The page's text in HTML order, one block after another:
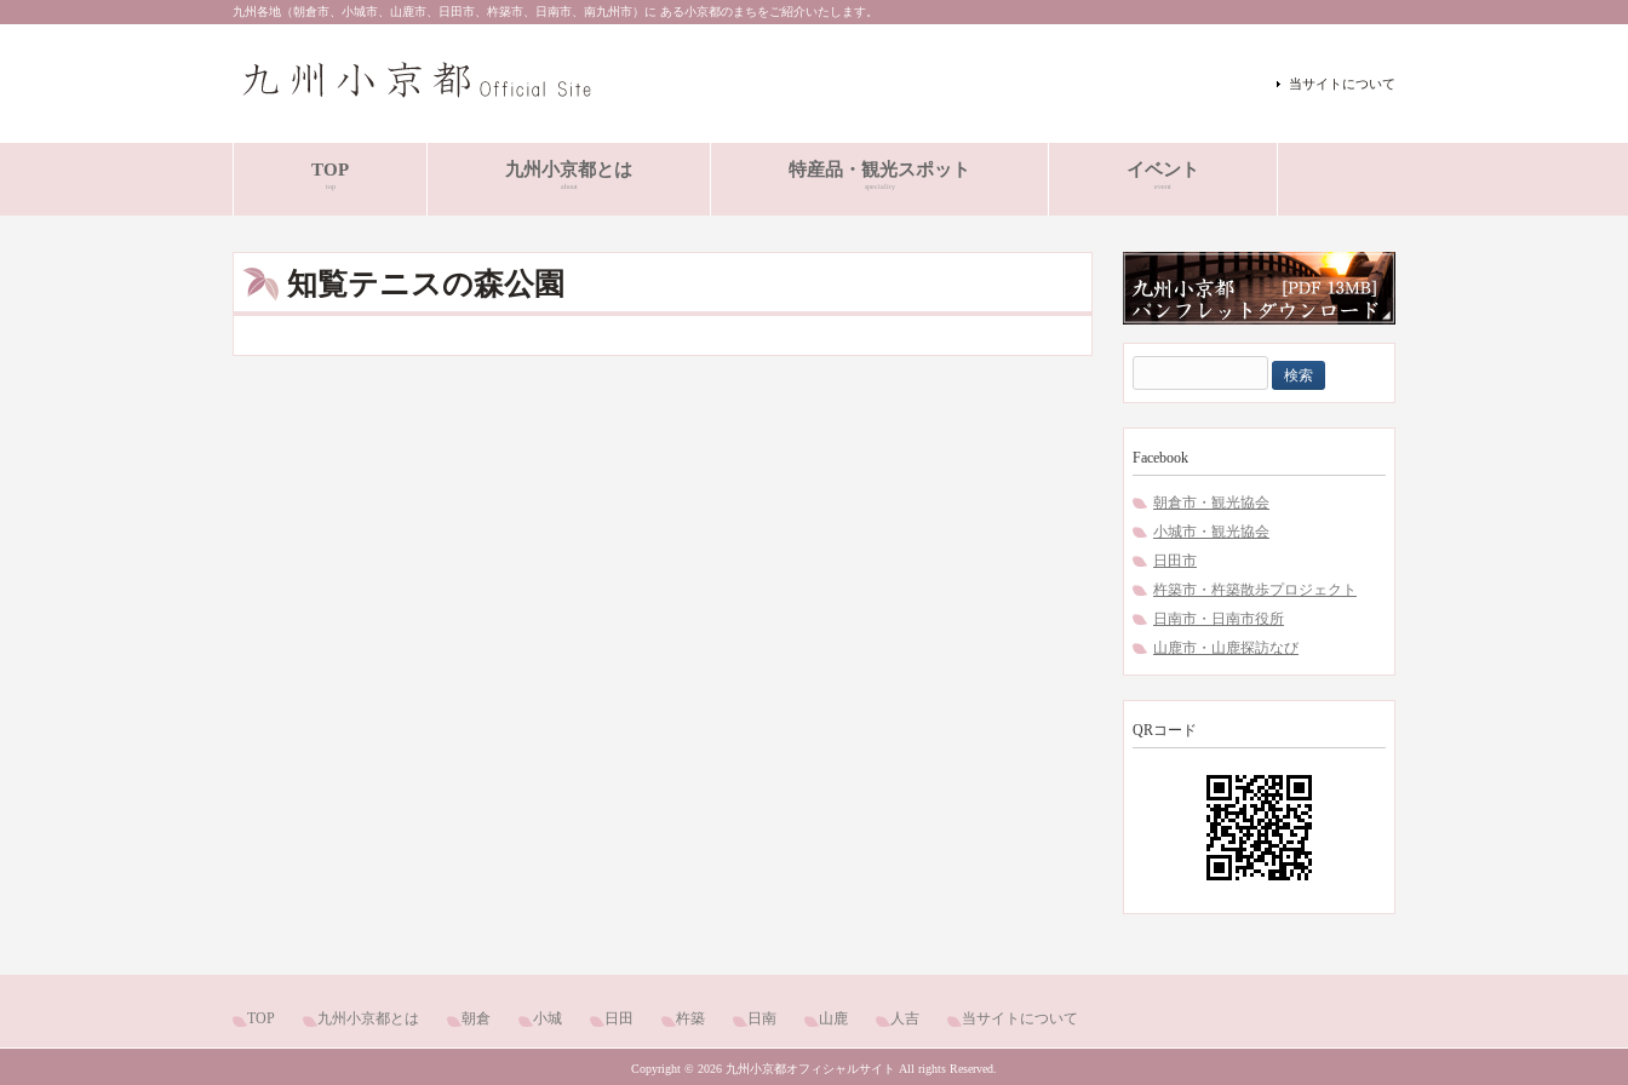
九州各地（朝倉市、小城市、山鹿市、日田市、杵築市、日南市、南九州市）に ある小京都のまちをご紹介いたします。
当サイトについて
TOP
top
九州小京都とは
about
特産品・観光スポット
speciality
イベント
event
知覧テニスの森公園
索:
Facebook
朝倉市・観光協会
小城市・観光協会
日田市
杵築市・杵築散歩プロジェクト
日南市・日南市役所
山鹿市・山鹿探訪なび
QRコード
TOP 九州小京都とは 朝倉 小城 日田 杵築 日南 山鹿 人吉 当サイトについて
Copyright © 2026 九州小京都オフィシャルサイト All rights Reserved.